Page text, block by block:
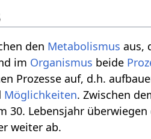
den Metabolismus aus,
im Organismus beide
Prozesse auf, d.h.
Möglichkeiten. Zwischen
30. Lebensjahr
weiter ab.